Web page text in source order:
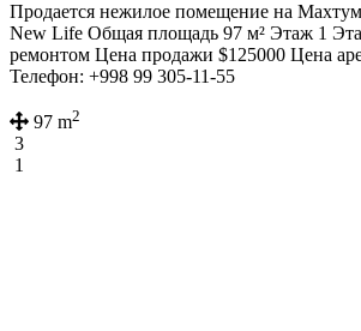
Продается нежилое помещение на
New Life Общая площадь 97 м² Этаж 1
ремонтом Цена продажи $125000 Цена
Телефон: +998 99 305-11-55
97 m2
3
1